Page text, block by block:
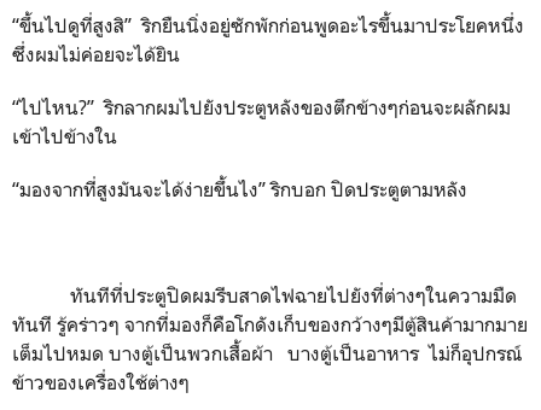
“ขึ้นไปดูที่สูงสิ” ริกยืนนิ่งอยู่ซักพักก่อนพูดอะไรขึ้นมาประโยคหนึ่ง
ซึ่งผมไม่ค่อยจะได้ยิน
“ไปไหน?” ริกลากผมไปยังประตูหลังของตึกข้างๆก่อนจะผลักผม
เข้าไปข้างใน
“มองจากที่สูงมันจะได้ง่ายขึ้นไง” ริกบอก ปิดประตูตามหลัง
ทันทีที่ประตูปิดผมรีบสาดไฟฉายไปยังที่ต่างๆในความมืด
ทันที รู้คร่าวๆ จากที่มองก็คือโกดังเก็บของกว้างๆมีตู้สินค้ามากมาย
เต็มไปหมด บางตู้เป็นพวกเสื้อผ้า บางตู้เป็นอาหาร ไม่ก็อุปกรณ์
ข้าวของเครื่องใช้ต่างๆ